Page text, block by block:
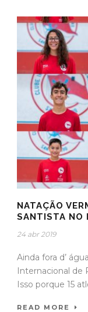
NATAÇÃO
SANTISTA NO
24 abr 2019
Ainda fora d’
Internacional de
Isso porque 15
READ MORE